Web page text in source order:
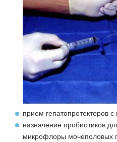
прием гепатопротекторов
назначение пробиотиков
микрофлоры мочеполовых